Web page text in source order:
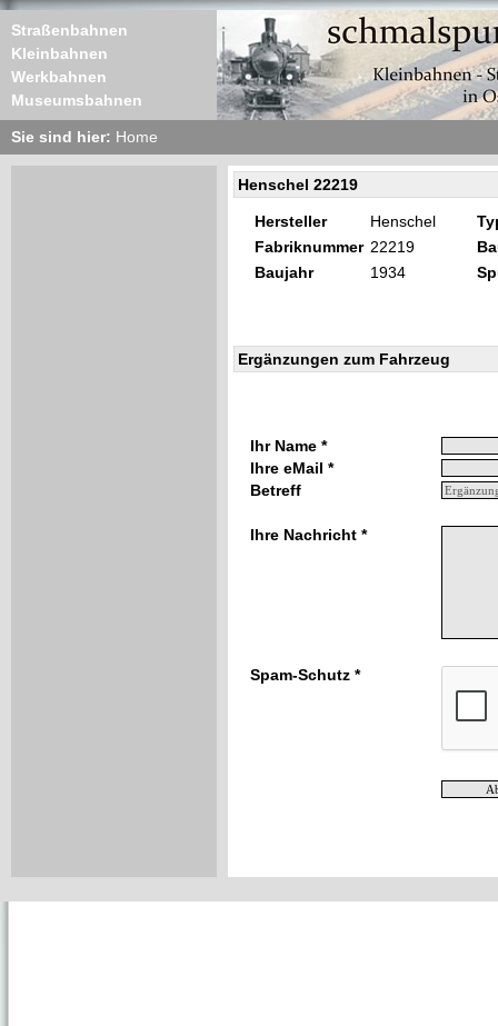
Straßenbahnen
Kleinbahnen
Werkbahnen
Museumsbahnen
Sie sind hier: Home
Henschel 22219
Hersteller Henschel
Fabriknummer 22219
Baujahr
1934
Ergänzungen zum Fahrzeug
Ihr Name *
Ihre eMail *
Betreff
Ihre Nachricht *
Spam-Schutz *